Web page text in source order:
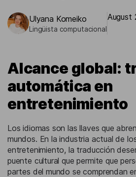
Ulyana Komeiko
Lingüista computacional
August
Alcance global:
automática en
entretenimiento
Los idiomas son las llaves que
mundos. En la industria actual de
entretenimiento, la traducción
puente cultural que permite que
partes del mundo se comprendan